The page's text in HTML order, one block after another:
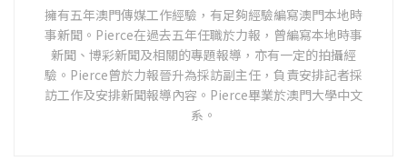
擁有五年澳門傳媒工作經驗，有足夠經驗編寫澳門本地時
事新聞。Pierce在過去五年任職於力報，曾編寫本地時事
新聞、博彩新聞及相關的專題報導，亦有一定的拍攝經
驗。Pierce曾於力報晉升為採訪副主任，負責安排記者採
訪工作及安排新聞報導內容。Pierce畢業於澳門大學中文
系。